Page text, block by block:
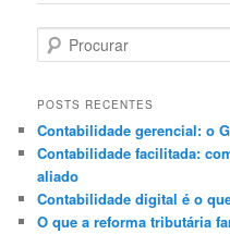
posts
e
q
i
s
a
r
POSTS RECENTES
Contabilidade gerencial: o
Contabilidade facilitada:
aliado
Contabilidade digital é o
O que a reforma tributária